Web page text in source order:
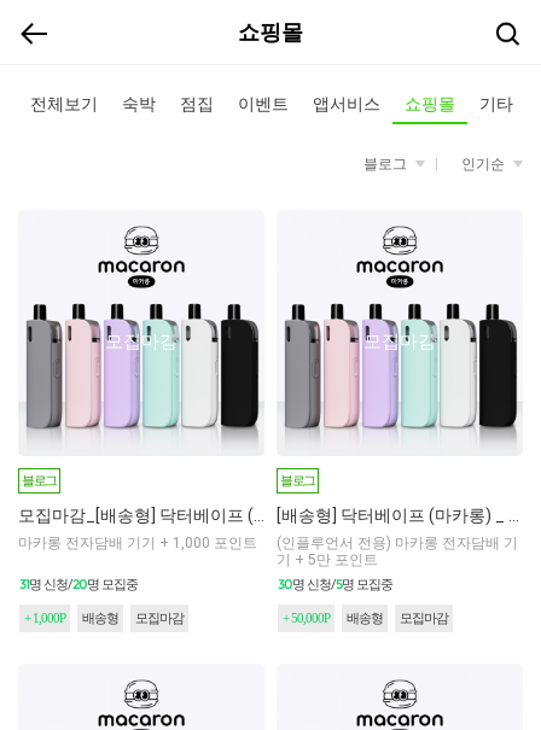
쇼핑몰
전체보기 숙박 점집 이벤트 앱서비스 쇼핑몰 기타
블로그 인기순
모집마감
블로그
마카롱 전자담배 기기 + 1,000 포인트
31명 신청/20명 모집중
+ 1,000P 배송형 모집마감
모집마감
블로그
(인플루언서 전용) 마카롱 전자담배 기
기 + 5만 포인트
30명 신청/5명 모집중
+ 50,000P 배송형 모집마감